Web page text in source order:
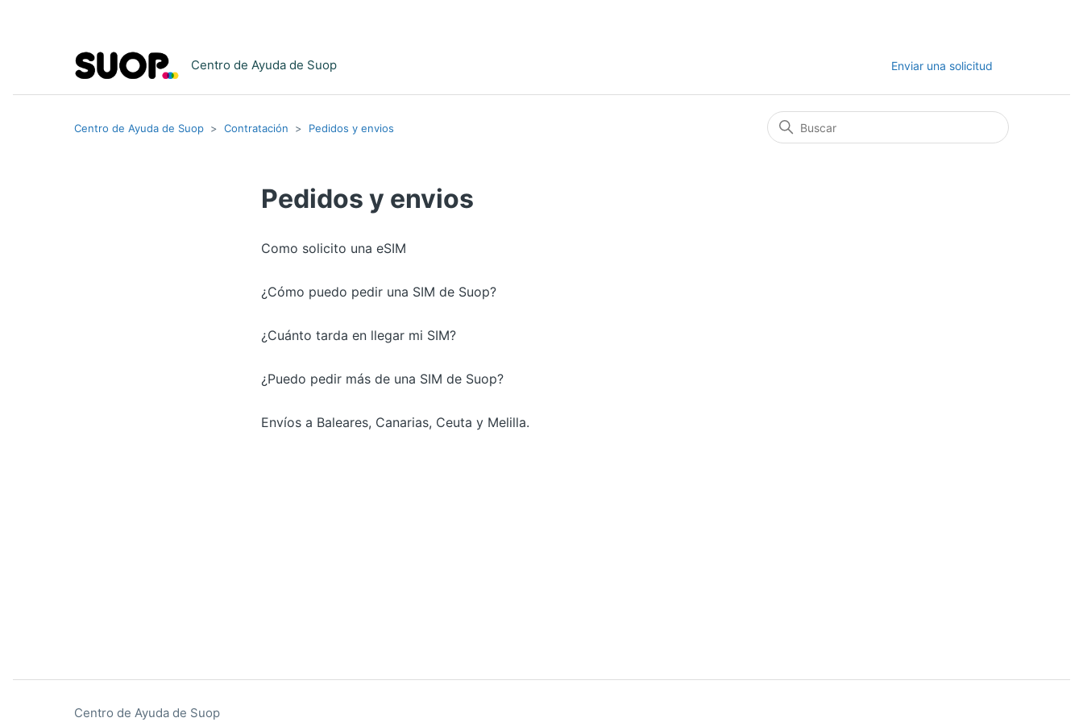
Centro de Ayuda de Suop Enviar una solicitud
Centro de Ayuda de Suop Contratación Pedidos y envios
Pedidos y envios
Como solicito una eSIM
¿Cómo puedo pedir una SIM de Suop?
¿Cuánto tarda en llegar mi SIM?
¿Puedo pedir más de una SIM de Suop?
Envíos a Baleares, Canarias, Ceuta y Melilla.
Centro de Ayuda de Suop